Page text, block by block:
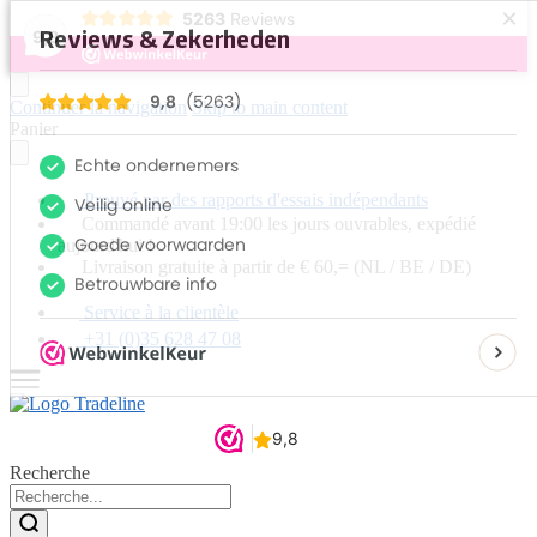
9,8
5263 Reviews ×
Continuer la navigation Skip to main content
Panier
Prouvé par des rapports d'essais indépendants
Commandé avant 19:00 les jours ouvrables, expédié
aujourd'hui !
Livraison gratuite à partir de € 60,= (NL / BE / DE)
Service à la clientèle
+31 (0)35 628 47 08
Recherche